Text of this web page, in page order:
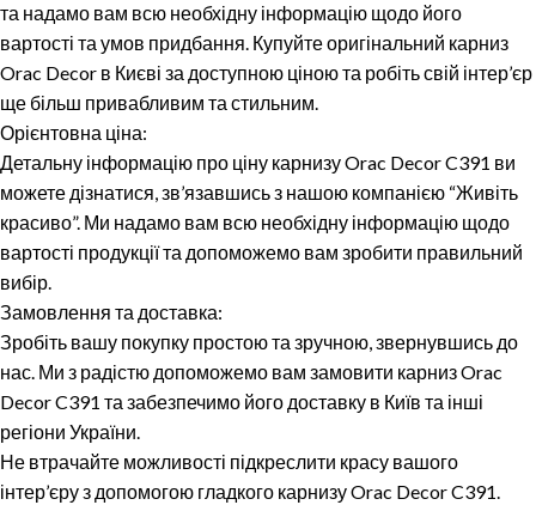
та надамо вам всю необхідну інформацію щодо його
вартості та умов придбання. Купуйте оригінальний карниз
Orac Decor в Києві за доступною ціною та робіть свій інтер’єр
ще більш привабливим та стильним.
Орієнтовна ціна:
Детальну інформацію про ціну карнизу Orac Decor C391 ви
можете дізнатися, зв’язавшись з нашою компанією “Живіть
красиво”. Ми надамо вам всю необхідну інформацію щодо
вартості продукції та допоможемо вам зробити правильний
вибір.
Замовлення та доставка:
Зробіть вашу покупку простою та зручною, звернувшись до
нас. Ми з радістю допоможемо вам замовити карниз Orac
Decor C391 та забезпечимо його доставку в Київ та інші
регіони України.
Не втрачайте можливості підкреслити красу вашого
інтер’єру з допомогою гладкого карнизу Orac Decor C391.